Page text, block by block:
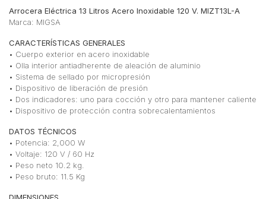
Arrocera Eléctrica 13 Litros Acero Inoxidable 120 V. MIZT13L-A
Marca: MIGSA
CARACTERÍSTICAS GENERALES
• Cuerpo exterior en acero inoxidable
• Olla interior antiadherente de aleación de aluminio
• Sistema de sellado por micropresión
• Dispositivo de liberación de presión
• Dos indicadores: uno para cocción y otro para mantener caliente
• Dispositivo de protección contra sobrecalentamientos
DATOS TÉCNICOS
• Potencia: 2,000 W
• Voltaje: 120 V / 60 Hz
• Peso neto 10.2 kg.
• Peso bruto: 11.5 Kg
DIMENSIONES